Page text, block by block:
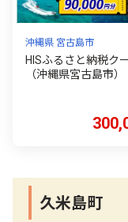
沖縄県 宮古島市
HISふるさと納税ク
（沖縄県宮古島市）
久米島町